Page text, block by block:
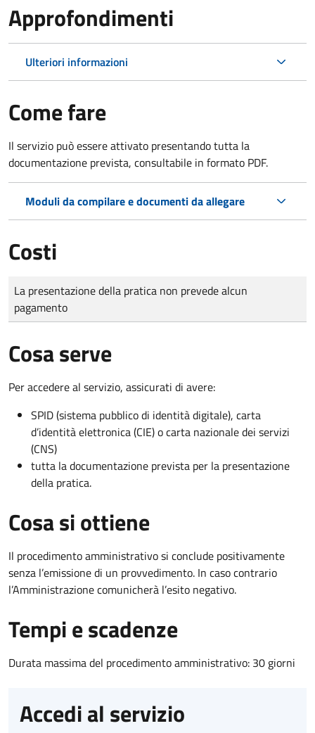
Approfondimenti
Ulteriori informazioni
Come fare
Il servizio può essere attivato presentando tutta la
documentazione prevista, consultabile in formato PDF.
Moduli da compilare e documenti da allegare
Costi
Tipo di pagamento
Importo
La presentazione della pratica non prevede alcun
pagamento
Cosa serve
Per accedere al servizio, assicurati di avere:
SPID (sistema pubblico di identità digitale), carta
d’identità elettronica (CIE) o carta nazionale dei servizi
(CNS)
tutta la documentazione prevista per la presentazione
della pratica.
Cosa si ottiene
Il procedimento amministrativo si conclude positivamente
senza l’emissione di un provvedimento. In caso contrario
l’Amministrazione comunicherà l’esito negativo.
Tempi e scadenze
Durata massima del procedimento amministrativo: 30 giorni
Accedi al servizio